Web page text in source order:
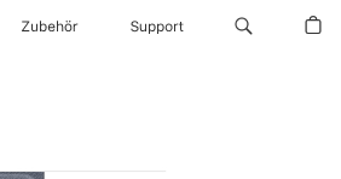
Zubehör Support